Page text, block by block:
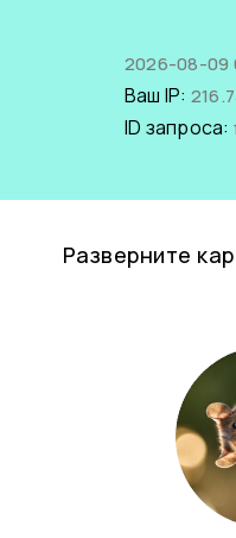
2026-08-09
Ваш IP:
ID запроса:
Разверните